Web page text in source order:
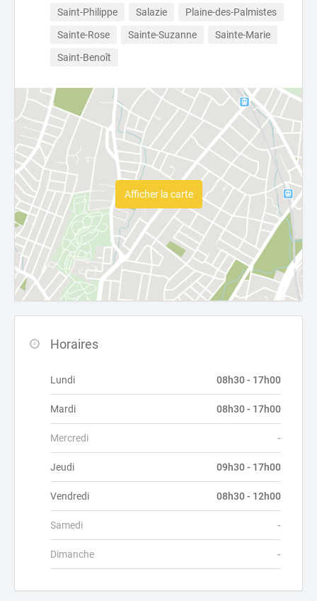
Saint-Philippe
Salazie
Plaine-des-Palmistes
Sainte-Rose
Sainte-Suzanne
Sainte-Marie
Saint-Benoît
Afficher la carte
Horaires
Lundi 08h30 - 17h00
Mardi 08h30 - 17h00
Mercredi -
Jeudi 09h30 - 17h00
Vendredi 08h30 - 12h00
Samedi -
Dimanche -